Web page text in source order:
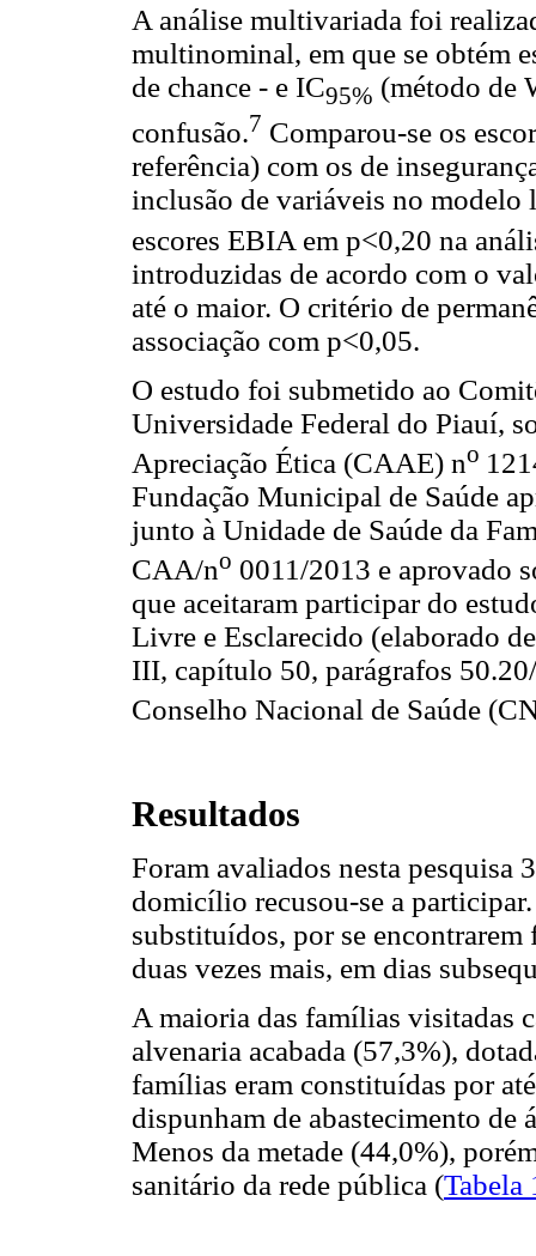
A análise multivariada foi
multinominal, em que se obtém
de chance - e IC95% (método de
confusão.7 Comparou-se os
referência) com os de
inclusão de variáveis no modelo
escores EBIA em p<0,20 na
introduzidas de acordo com o
até o maior. O critério de
associação com p<0,05.
O estudo foi submetido ao
Universidade Federal do Piauí,
Apreciação Ética (CAAE) no
Fundação Municipal de Saúde
junto à Unidade de Saúde da
CAA/no 0011/2013 e aprovado
que aceitaram participar do
Livre e Esclarecido (elaborado
III, capítulo 50, parágrafos
Conselho Nacional de Saúde
Resultados
Foram avaliados nesta
domicílio recusou-se a
substituídos, por se
duas vezes mais, em dias
A maioria das famílias visitadas
alvenaria acabada (57,3%),
famílias eram constituídas por
dispunham de abastecimento de
Menos da metade (44,0%),
sanitário da rede pública (Tabela